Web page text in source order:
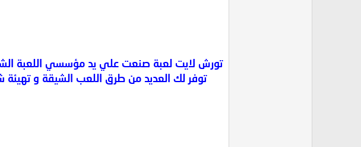
توفر لك العديد من طرق اللعب الشيقة و تهيئة